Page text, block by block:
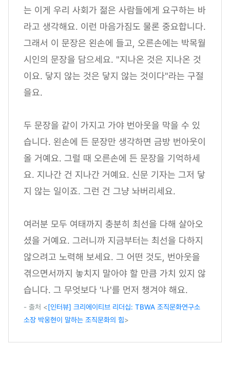
는 이게 우리 사회가 젊은 사람들에게 요구하는 바
라고 생각해요. 이런 마음가짐도 물론 중요합니다.
그래서 이 문장은 왼손에 들고, 오른손에는 박목월
시인의 문장을 담으세요. "지나온 것은 지나온 것
이요. 닿지 않는 것은 닿지 않는 것이다"라는 구절
을요.
두 문장을 같이 가지고 가야 번아웃을 막을 수 있
습니다. 왼손에 든 문장만 생각하면 금방 번아웃이
올 거예요. 그럴 때 오른손에 든 문장을 기억하세
요. 지나간 건 지나간 거예요. 신문 기자는 그저 닿
지 않는 일이죠. 그런 건 그냥 놔버리세요.
여러분 모두 여태까지 충분히 최선을 다해 살아오
셨을 거예요. 그러니까 지금부터는 최선을 다하지
않으려고 노력해 보세요. 그 어떤 것도, 번아웃을
겪으면서까지 놓치지 말아야 할 만큼 가치 있지 않
습니다. 그 무엇보다 '나'를 먼저 챙겨야 해요.
- 출처 <[인터뷰] 크리에이티브 리더십: TBWA 조직문화연구소
소장 박웅현이 말하는 조직문화의 힘>